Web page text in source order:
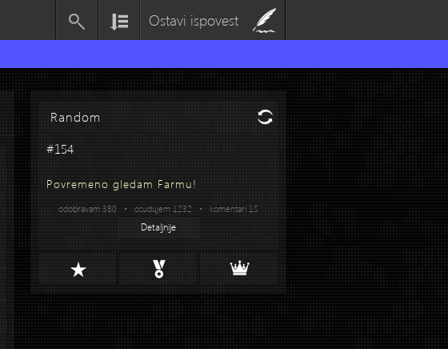
Ostavi ispovest
Random
#154
Povremeno gledam Farmu!
odobravam 380 • osudujem 1232 • komentari 15
Detaljnije